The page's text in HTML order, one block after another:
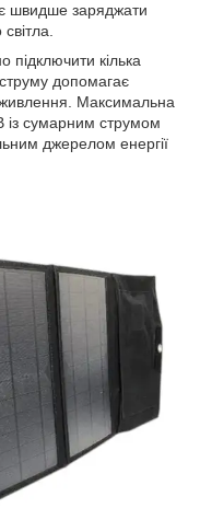
швидше заряджати
підключити кілька
струму допомагає
Максимальна
із сумарним струмом
джерелом енергії